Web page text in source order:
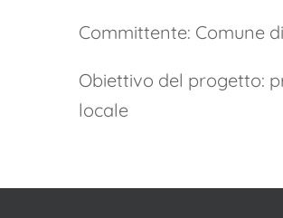
Committente: Comune
Obiettivo del progetto:
locale